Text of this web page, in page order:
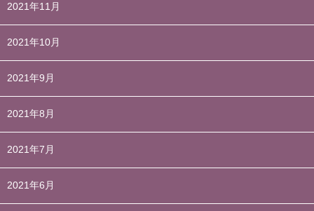
2021年11月
2021年10月
2021年9月
2021年8月
2021年7月
2021年6月